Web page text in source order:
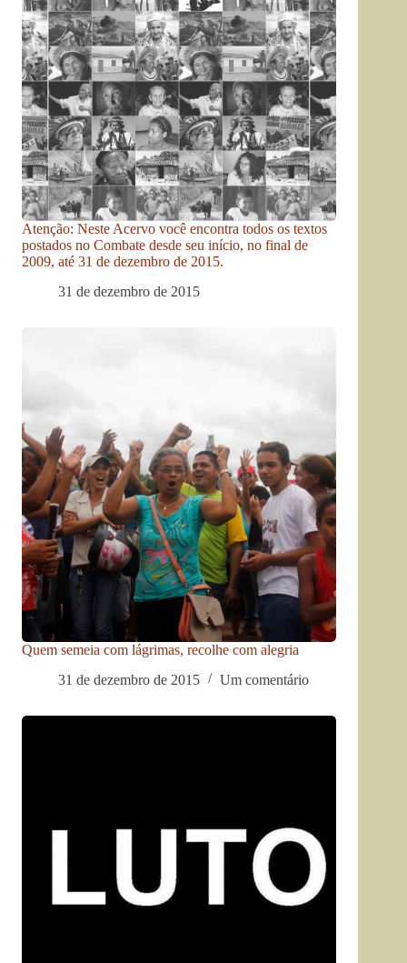
Atenção: Neste Acervo você encontra todos os textos
postados no Combate desde seu início, no final de
2009, até 31 de dezembro de 2015.
31 de dezembro de 2015
Quem semeia com lágrimas, recolhe com alegria
31 de dezembro de 2015
Um comentário